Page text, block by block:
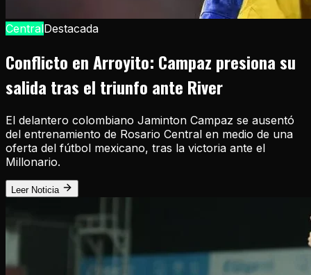
CentralDestacada
Conflicto en Arroyito: Campaz presiona su
salida tras el triunfo ante River
El delantero colombiano Jaminton Campaz se ausentó
del entrenamiento de Rosario Central en medio de una
oferta del fútbol mexicano, tras la victoria ante el
Millonario.
Leer Noticia